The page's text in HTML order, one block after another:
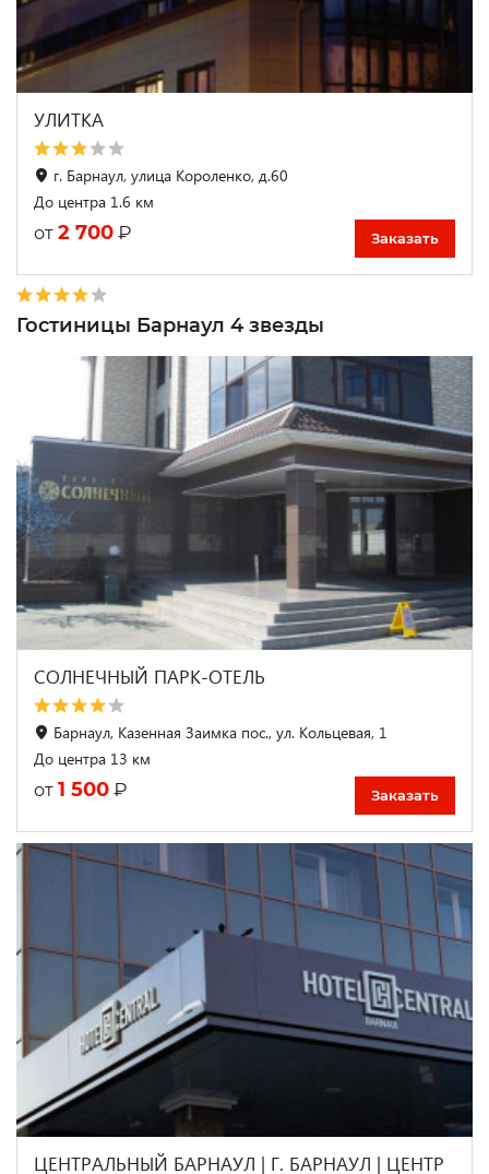
УЛИТКА
г. Барнаул, улица Короленко, д.60
До центра 1.6 км
от 2 700 ₽ Заказать
Гостиницы Барнаул 4 звезды
СОЛНЕЧНЫЙ ПАРК-ОТЕЛЬ
Барнаул, Казенная Заимка пос., ул. Кольцевая, 1
До центра 13 км
от 1 500 ₽ Заказать
ЦЕНТРАЛЬНЫЙ БАРНАУЛ | Г. БАРНАУЛ | ЦЕНТР